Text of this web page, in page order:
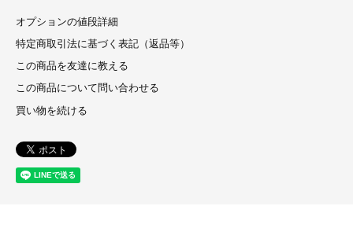
オプションの値段詳細
特定商取引法に基づく表記（返品等）
この商品を友達に教える
この商品について問い合わせる
買い物を続ける